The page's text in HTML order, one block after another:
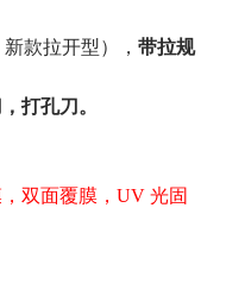
新款拉开型），带拉规
打孔刀。
双面覆膜，UV 光固